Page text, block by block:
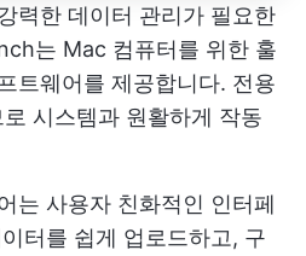
력한 데이터 관리가 필요한
는 Mac 컴퓨터를 위한 훌
트웨어를 제공합니다. 전용
시스템과 원활하게 작동
는 사용자 친화적인 인터페
터를 쉽게 업로드하고, 구